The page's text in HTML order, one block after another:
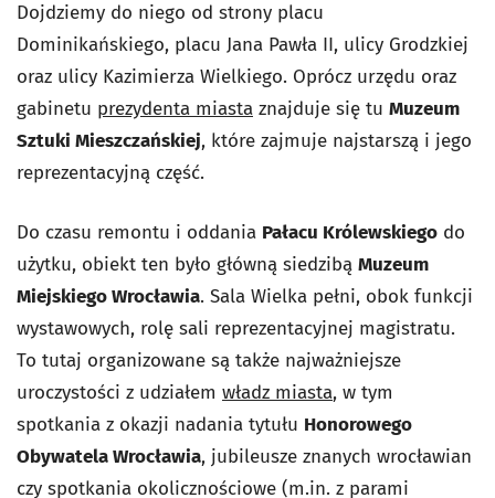
Dojdziemy do niego od strony placu
Dominikańskiego, placu Jana Pawła II, ulicy Grodzkiej
oraz ulicy Kazimierza Wielkiego. Oprócz urzędu oraz
gabinetu prezydenta miasta znajduje się tu Muzeum
Sztuki Mieszczańskiej, które zajmuje najstarszą i jego
reprezentacyjną część.
Do czasu remontu i oddania Pałacu Królewskiego do
użytku, obiekt ten było główną siedzibą Muzeum
Miejskiego Wrocławia. Sala Wielka pełni, obok funkcji
wystawowych, rolę sali reprezentacyjnej magistratu.
To tutaj organizowane są także najważniejsze
uroczystości z udziałem władz miasta, w tym
spotkania z okazji nadania tytułu Honorowego
Obywatela Wrocławia, jubileusze znanych wrocławian
czy spotkania okolicznościowe (m.in. z parami